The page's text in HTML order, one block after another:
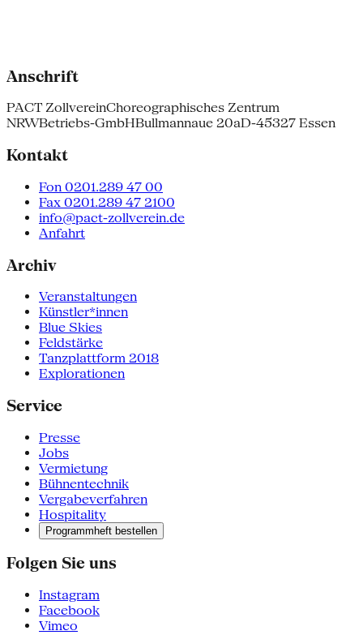
Anschrift
PACT ZollvereinChoreographisches Zentrum
NRWBetriebs-GmbHBullmannaue 20aD-45327 Essen
Kontakt
Fon 0201.289 47 00
Fax 0201.289 47 2100
info@pact-zollverein.de
Anfahrt
Archiv
Veranstaltungen
Künstler*innen
Blue Skies
Feldstärke
Tanzplattform 2018
Explorationen
Service
Presse
Jobs
Vermietung
Bühnentechnik
Vergabeverfahren
Hospitality
Programmheft bestellen
Folgen Sie uns
Instagram
Facebook
Vimeo